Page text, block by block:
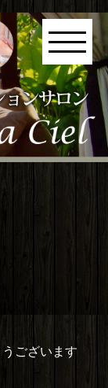
ございます